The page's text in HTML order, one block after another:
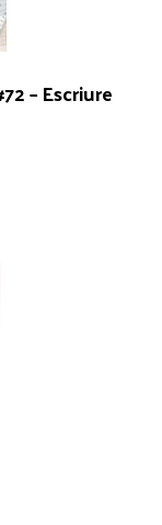
– Escriure